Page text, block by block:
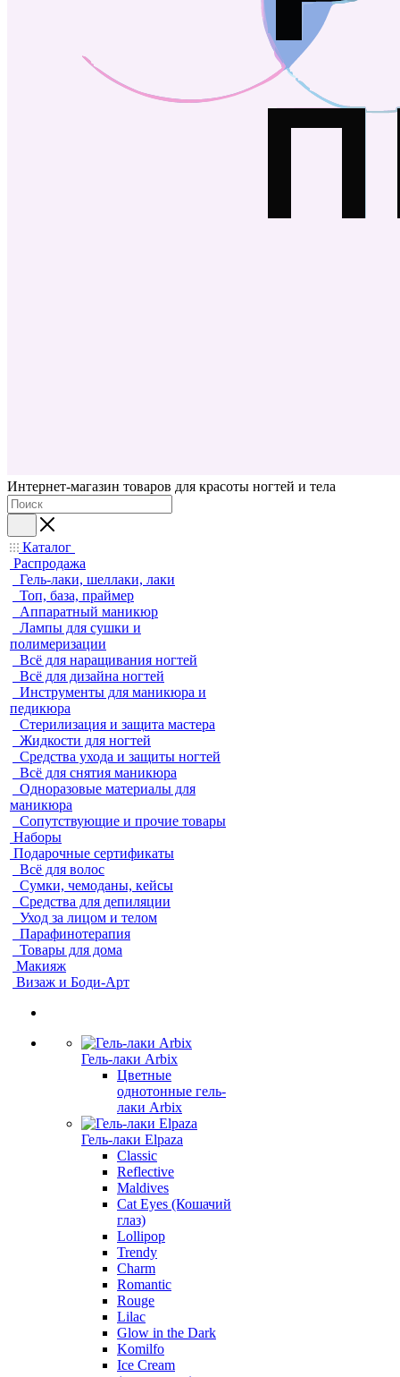
Интернет-магазин товаров для красоты ногтей и тела
Каталог
Распродажа
Гель-лаки, шеллаки, лаки
Топ, база, праймер
Аппаратный маникюр
Лампы для сушки и
полимеризации
Всё для наращивания ногтей
Всё для дизайна ногтей
Инструменты для маникюра и
педикюра
Стерилизация и защита мастера
Жидкости для ногтей
Средства ухода и защиты ногтей
Всё для снятия маникюра
Одноразовые материалы для
маникюра
Сопутствующие и прочие товары
Наборы
Подарочные сертификаты
Всё для волос
Сумки, чемоданы, кейсы
Средства для депиляции
Уход за лицом и телом
Парафинотерапия
Товары для дома
Макияж
Визаж и Боди-Арт
Гель-лаки Arbix
Цветные
однотонные гель-
лаки Arbix
Гель-лаки Elpaza
Classic
Reflective
Maldives
Cat Eyes (Кошачий
глаз)
Lollipop
Trendy
Charm
Romantic
Rouge
Lilac
Glow in the Dark
Komilfo
Ice Cream